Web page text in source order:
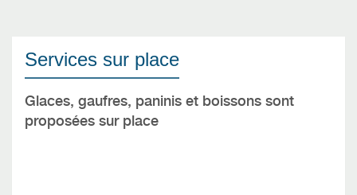
Services sur place
Glaces, gaufres, paninis et boissons sont
proposées sur place